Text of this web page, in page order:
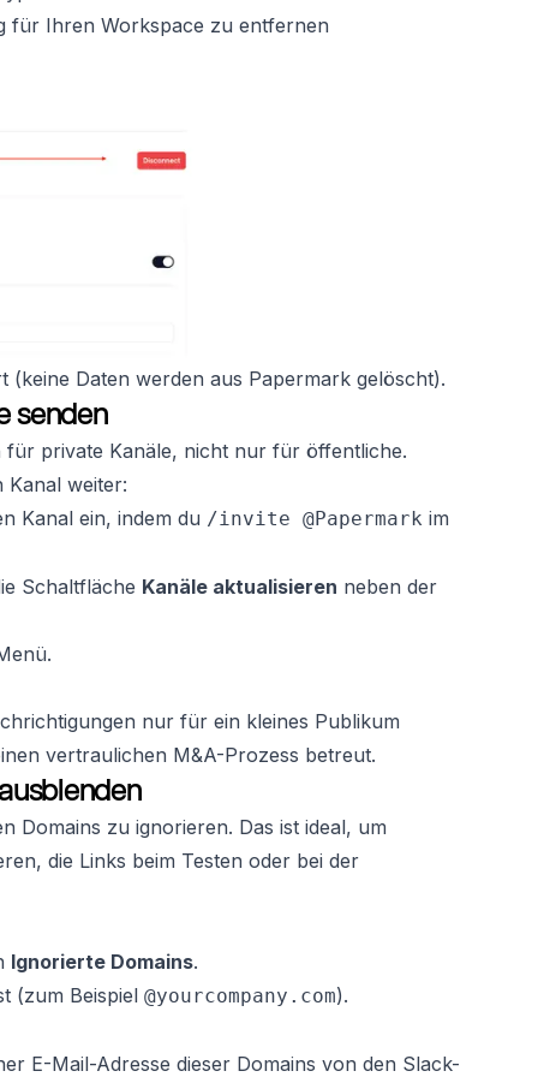
für Ihren Workspace zu entfernen
Daten werden aus Papermark gelöscht).
senden
private Kanäle, nicht nur für öffentliche.
Kanal weiter:
Kanal ein, indem du /invite @Papermark im
Schaltfläche Kanäle aktualisieren neben der
nur für ein kleines Publikum
vertraulichen M&A-Prozess betreut.
Domains zu ignorieren. Das ist ideal, um
die Links beim Testen oder bei der
Ignorierte Domains.
(zum Beispiel @yourcompany.com).
E-Mail-Adresse dieser Domains von den Slack-